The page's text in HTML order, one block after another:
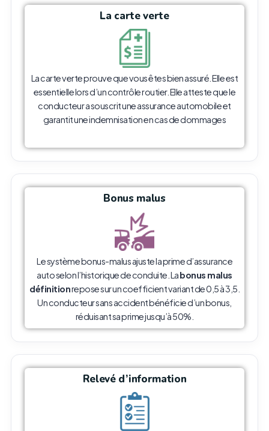
La carte verte
La carte verte prouve que vous êtes bien assuré. Elle est
essentielle lors d’un contrôle routier. Elle atteste que le
conducteur a souscrit une assurance automobile et
garantit une indemnisation en cas de dommages
Bonus malus
Le système bonus-malus ajuste la prime d’assurance
auto selon l’historique de conduite. Labonus malus
définitionrepose sur un coefficient variant de 0,5 à 3,5.
Un conducteur sans accident bénéficie d’un bonus,
réduisant sa prime jusqu’à 50%.
Relevé d’information